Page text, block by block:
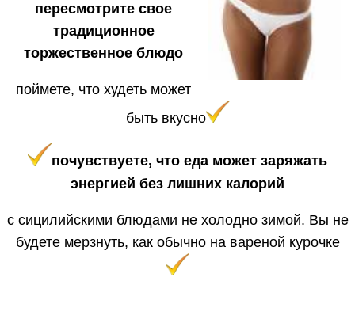
пересмотрите свое
традиционное
торжественное блюдо
поймете, что худеть может
быть вкусно
почувствуете, что еда может заряжать
энергией без лишних калорий
с сицилийскими блюдами не холодно зимой. Вы не
будете мерзнуть, как обычно на вареной курочке